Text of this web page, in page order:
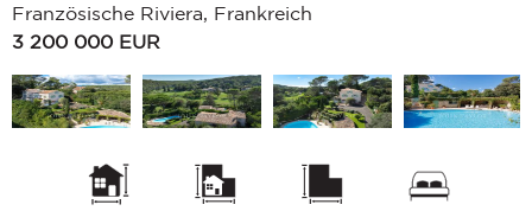
Französische Riviera, Frankreich
3 200 000 EUR